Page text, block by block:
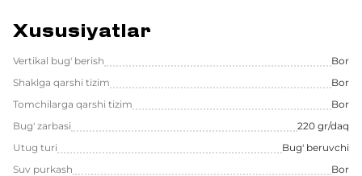
Xususiyatlar
Vertikal bug' berish
Bor
Shaklga qarshi tizim
Bor
Tomchilarga qarshi tizim
Bor
Bug' zarbasi
220 gr/daq
Utug turi
Bug' beruvchi
Suv purkash
Bor